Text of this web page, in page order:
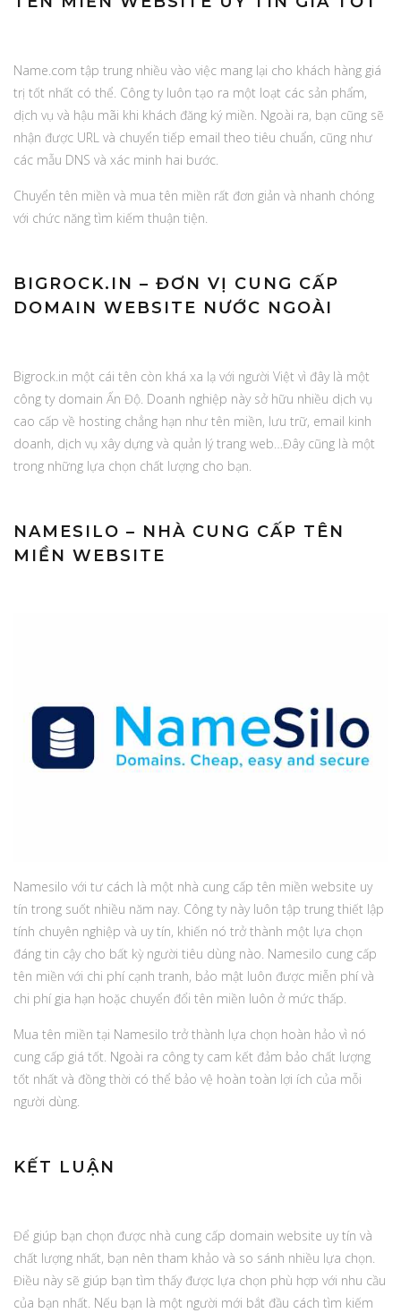
Name.com tập trung nhiều vào việc mang lại cho khách hàng giá
trị tốt nhất có thể. Công ty luôn tạo ra một loạt các sản phẩm,
dịch vụ và hậu mãi khi khách đăng ký miền. Ngoài ra, bạn cũng sẽ
nhận được URL và chuyển tiếp email theo tiêu chuẩn, cũng như
các mẫu DNS và xác minh hai bước.
Chuyển tên miền và mua tên miền rất đơn giản và nhanh chóng
với chức năng tìm kiếm thuận tiện.
BIGROCK.IN – ĐƠN VỊ CUNG CẤP
DOMAIN WEBSITE NƯỚC NGOÀI
Bigrock.in một cái tên còn khá xa lạ với người Việt vì đây là một
công ty domain Ấn Độ. Doanh nghiệp này sở hữu nhiều dịch vụ
cao cấp về hosting chẳng hạn như tên miền, lưu trữ, email kinh
doanh, dịch vụ xây dựng và quản lý trang web…Đây cũng là một
trong những lựa chọn chất lượng cho bạn.
NAMESILO – NHÀ CUNG CẤP TÊN
MIỀN WEBSITE
Namesilo với tư cách là một nhà cung cấp tên miền website uy
tín trong suốt nhiều năm nay. Công ty này luôn tập trung thiết lập
tính chuyên nghiệp và uy tín, khiến nó trở thành một lựa chọn
đáng tin cậy cho bất kỳ người tiêu dùng nào. Namesilo cung cấp
tên miền với chi phí cạnh tranh, bảo mật luôn được miễn phí và
chi phí gia hạn hoặc chuyển đổi tên miền luôn ở mức thấp.
Mua tên miền tại Namesilo trở thành lựa chọn hoàn hảo vì nó
cung cấp giá tốt. Ngoài ra công ty cam kết đảm bảo chất lượng
tốt nhất và đồng thời có thể bảo vệ hoàn toàn lợi ích của mỗi
người dùng.
KẾT LUẬN
Để giúp bạn chọn được nhà cung cấp domain website uy tín và
chất lượng nhất, bạn nên tham khảo và so sánh nhiều lựa chọn.
Điều này sẽ giúp bạn tìm thấy được lựa chọn phù hợp với nhu cầu
của bạn nhất. Nếu bạn là một người mới bắt đầu cách tìm kiếm